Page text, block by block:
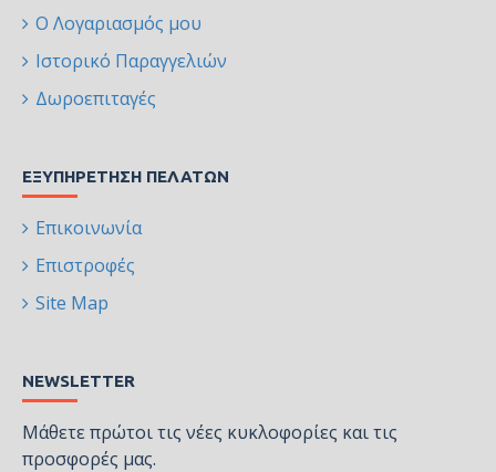
Ο Λογαριασμός μου
Ιστορικό Παραγγελιών
Δωροεπιταγές
ΕΞΥΠΗΡΈΤΗΣΗ ΠΕΛΑΤΏΝ
Επικοινωνία
Επιστροφές
Site Map
NEWSLETTER
Μάθετε πρώτοι τις νέες κυκλοφορίες και τις
προσφορές μας.